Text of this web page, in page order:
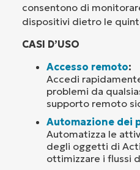
consentono di
dispositivi dietro le
CASI D’USO
Accesso remoto:
Accedi
problemi da
supporto remoto
Automazione dei
Automatizza le
degli oggetti di
ottimizzare i flussi